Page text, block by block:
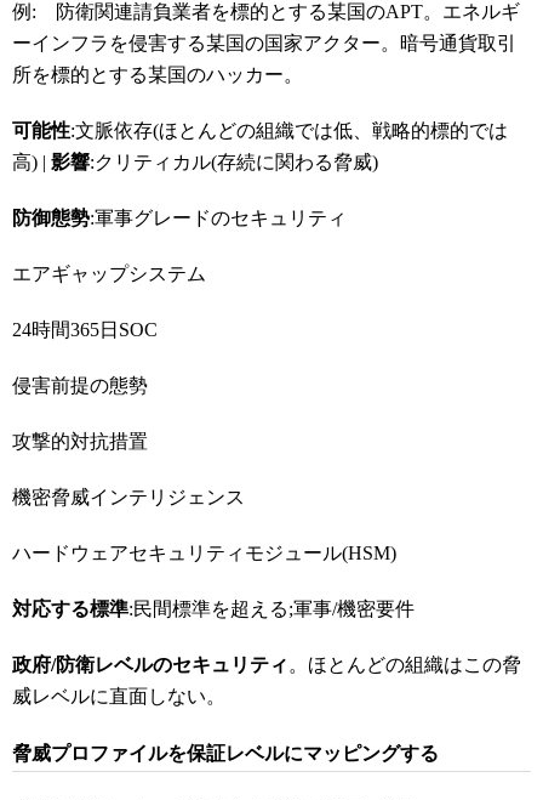
例: 防衛関連請負業者を標的とする某国のAPT。エネルギ
ーインフラを侵害する某国の国家アクター。暗号通貨取引
所を標的とする某国のハッカー。
可能性:文脈依存(ほとんどの組織では低、戦略的標的では
高) | 影響:クリティカル(存続に関わる脅威)
防御態勢:軍事グレードのセキュリティ
エアギャップシステム
24時間365日SOC
侵害前提の態勢
攻撃的対抗措置
機密脅威インテリジェンス
ハードウェアセキュリティモジュール(HSM)
対応する標準:民間標準を超える;軍事/機密要件
政府/防衛レベルのセキュリティ 。ほとんどの組織はこの脅
威レベルに直面しない。
脅威プロファイルを保証レベルにマッピングする